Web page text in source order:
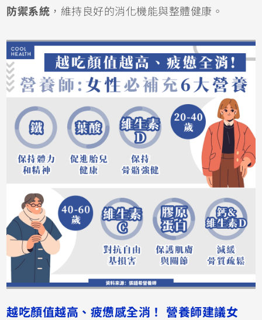
防禦系統 ，維持良好的消化機能與整體健康。
越吃顏值越高、疲憊感全消！ 營養師建議女